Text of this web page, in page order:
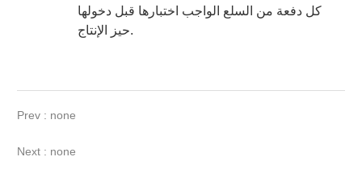
كل دفعة من السلع الواجب اختبارها قبل دخولها
حيز الإنتاج.
Prev : none
Next : none